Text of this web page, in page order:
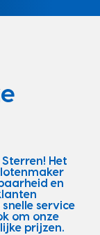
Het
en
service
om onze
prijzen.